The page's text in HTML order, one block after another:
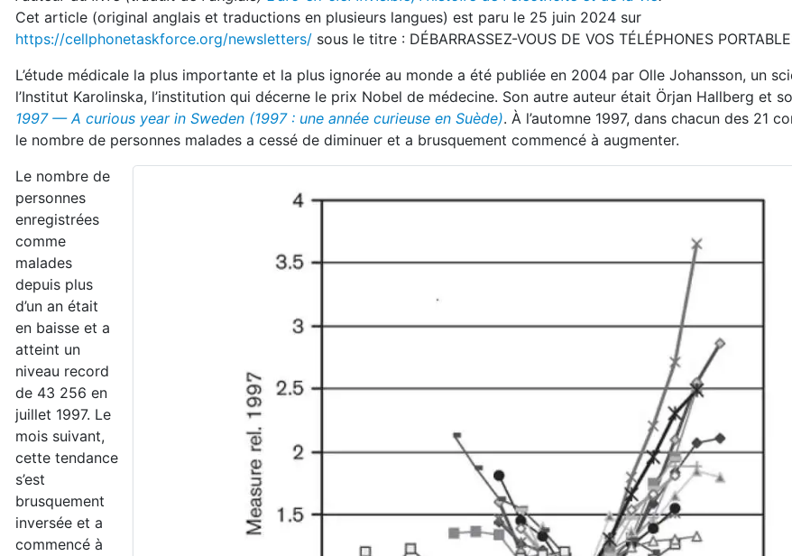
Cet article (original anglais et traductions en plusieurs langues) est paru le 25 juin 2024 sur
https://cellphonetaskforce.org/newsletters/ sous le titre : DÉBARRASSEZ-VOUS DE VOS TÉLÉPHONES
L’étude médicale la plus importante et la plus ignorée au monde a été publiée en 2004 par Olle Johansson, un
l’Institut Karolinska, l’institution qui décerne le prix Nobel de médecine. Son autre auteur était Örjan Hallberg et
1997 — A curious year in Sweden (1997 : une année curieuse en Suède). À l’automne 1997, dans chacun des 21
le nombre de personnes malades a cessé de diminuer et a brusquement commencé à augmenter.
Le nombre de
personnes
enregistrées
comme
malades
depuis plus
d’un an était
en baisse et a
atteint un
niveau record
de 43 256 en
juillet 1997. Le
mois suivant,
cette tendance
s’est
brusquement
inversée et a
commencé à